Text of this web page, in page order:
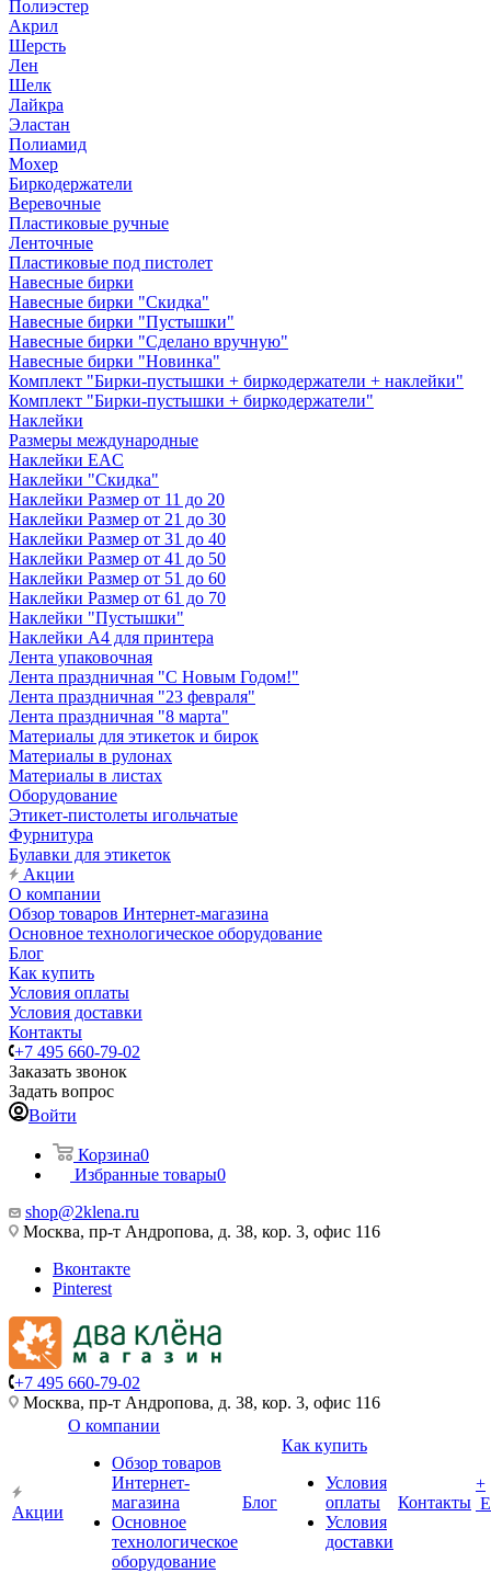
Полиэстер
Акрил
Шерсть
Лен
Шелк
Лайкра
Эластан
Полиамид
Мохер
Биркодержатели
Веревочные
Пластиковые ручные
Ленточные
Пластиковые под пистолет
Навесные бирки
Навесные бирки "Скидка"
Навесные бирки "Пустышки"
Навесные бирки "Сделано вручную"
Навесные бирки "Новинка"
Комплект "Бирки-пустышки + биркодержатели + наклейки"
Комплект "Бирки-пустышки + биркодержатели"
Наклейки
Размеры международные
Наклейки EAC
Наклейки "Скидка"
Наклейки Размер от 11 до 20
Наклейки Размер от 21 до 30
Наклейки Размер от 31 до 40
Наклейки Размер от 41 до 50
Наклейки Размер от 51 до 60
Наклейки Размер от 61 до 70
Наклейки "Пустышки"
Наклейки А4 для принтера
Лента упаковочная
Лента праздничная "С Новым Годом!"
Лента праздничная "23 февраля"
Лента праздничная "8 марта"
Материалы для этикеток и бирок
Материалы в рулонах
Материалы в листах
Оборудование
Этикет-пистолеты игольчатые
Фурнитура
Булавки для этикеток
Акции
О компании
Обзор товаров Интернет-магазина
Основное технологическое оборудование
Блог
Как купить
Условия оплаты
Условия доставки
Контакты
+7 495 660-79-02
Заказать звонок
Задать вопрос
Войти
Корзина0
Избранные товары0
shop@2klena.ru
Москва, пр-т Андропова, д. 38, кор. 3, офис 116
Вконтакте
Pinterest
+7 495 660-79-02
Москва, пр-т Андропова, д. 38, кор. 3, офис 116
Акции
О компании
Обзор товаров
Интернет-
магазина
Основное
технологическое
оборудование
Блог
Как купить
Условия
оплаты
Условия
доставки
Контакты
+